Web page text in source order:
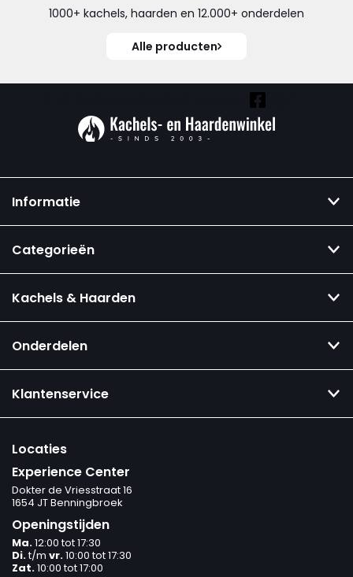
1000+ kachels, haarden en 12.000+ onderdelen
Alle producten
Informatie
Categorieën
Kachels & Haarden
Onderdelen
Klantenservice
Locaties
Experience Center
Dokter de Vriesstraat 16
1654 JT Benningbroek
Openingstijden
Ma.12:00 tot 17:30
Di.t/m vr.10:00 tot 17:30
Zat.10:00 tot 17:00